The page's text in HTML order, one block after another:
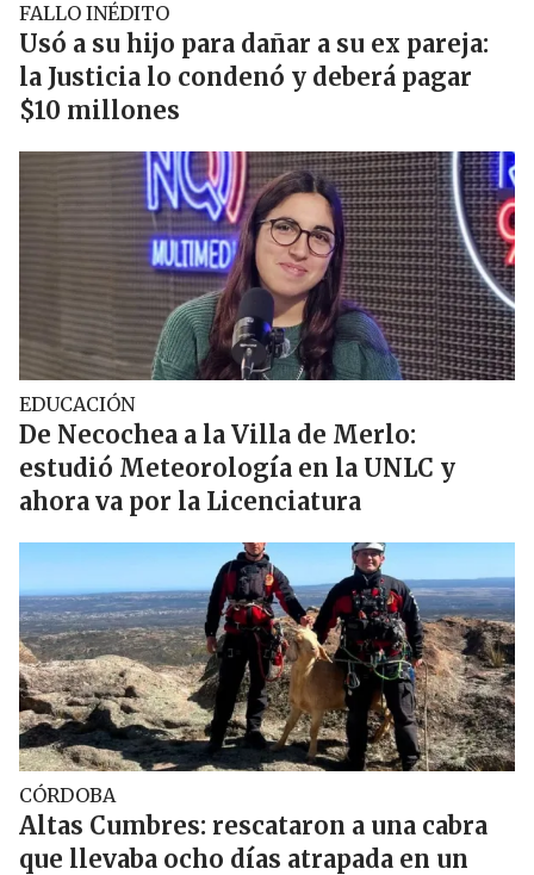
FALLO INÉDITO
Usó a su hijo para dañar a su ex pareja:
la Justicia lo condenó y deberá pagar
$10 millones
EDUCACIÓN
De Necochea a la Villa de Merlo:
estudió Meteorología en la UNLC y
ahora va por la Licenciatura
CÓRDOBA
Altas Cumbres: rescataron a una cabra
que llevaba ocho días atrapada en un